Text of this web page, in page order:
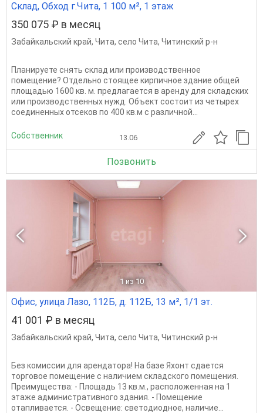
Склад, Обход г.Чита, 1 100 м², 1 этаж
350 075 ₽ в месяц
Забайкальский край, Чита, село Чита, Читинский р-н
Планируете снять склад или производственное
помещение? Отдельно стоящее кирпичное здание общей
площадью 1600 кв. м. предлагается в аренду для складских
или производственных нужд. Объект состоит из четырех
соединенных отсеков по 400 кв.м с различной...
Собственник 13.06
Позвонить
1 из 10
Офис, улица Лазо, 112Б, д. 112Б, 13 м², 1/1 эт.
41 001 ₽ в месяц
Забайкальский край, Чита, село Чита, Читинский р-н
Без комиссии для арендатора! На базе Яхонт сдается
торговое помещение с наличием складского помещения.
Преимущества: - Площадь 13 кв.м., расположенная на 1
этаже административного здания. - Помещение
отапливается. - Освещение: светодиодное, наличие...